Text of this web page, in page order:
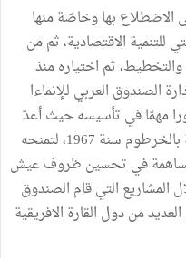
بها وخاصّة منها
الكويتي للتنمية الاقتصادية، ثم من
وزيرا للمالية والتخطيط، ثم اختياره منذ
ادارة الصندوق العربي للإنماءا
مهمّا في تأسيسه حيث أعدّ
مشروع إنشائه وقدمه في القمة العربية بالخرطوم سنة 1967، لتمنحه
في تحسين ظروف عيش
المشاريع التي قام الصندوق
من دول القارة الافريقية